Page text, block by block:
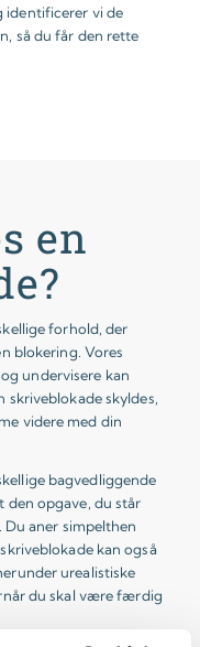
identificerer vi de
så du får den rette
en
forhold, der
blokering. Vores
undervisere kan
skyldes,
videre med din
bagvedliggende
den opgave, du står
aner simpelthen
kan også
urealistiske
du skal være færdig